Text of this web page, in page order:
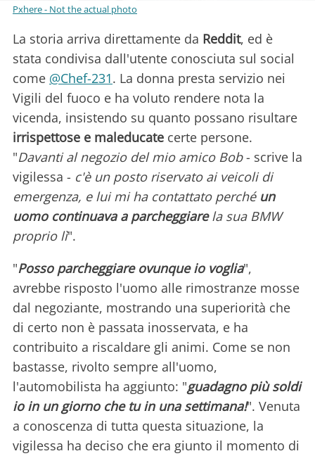
Pxhere - Not the actual photo
La storia arriva direttamente da Reddit, ed è
stata condivisa dall'utente conosciuta sul social
come @Chef-231. La donna presta servizio nei
Vigili del fuoco e ha voluto rendere nota la
vicenda, insistendo su quanto possano risultare
irrispettose e maleducate certe persone.
"Davanti al negozio del mio amico Bob- scrive la
vigilessa - c'è un posto riservato ai veicoli di
emergenza, e lui mi ha contattato perchéun
uomo continuava a parcheggiarela sua BMW
proprio lì".
"Posso parcheggiare ovunque io voglia",
avrebbe risposto l'uomo alle rimostranze mosse
dal negoziante, mostrando una superiorità che
di certo non è passata inosservata, e ha
contribuito a riscaldare gli animi. Come se non
bastasse, rivolto sempre all'uomo,
l'automobilista ha aggiunto: "guadagno più soldi
io in un giorno che tu in una settimana!". Venuta
a conoscenza di tutta questa situazione, la
vigilessa ha deciso che era giunto il momento di